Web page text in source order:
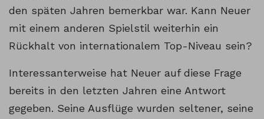
den späten Jahren bemerkbar war. Kann Neuer
mit einem anderen Spielstil weiterhin ein
Rückhalt von internationalem Top-Niveau sein?
Interessanterweise hat Neuer auf diese Frage
bereits in den letzten Jahren eine Antwort
gegeben. Seine Ausflüge wurden seltener, seine